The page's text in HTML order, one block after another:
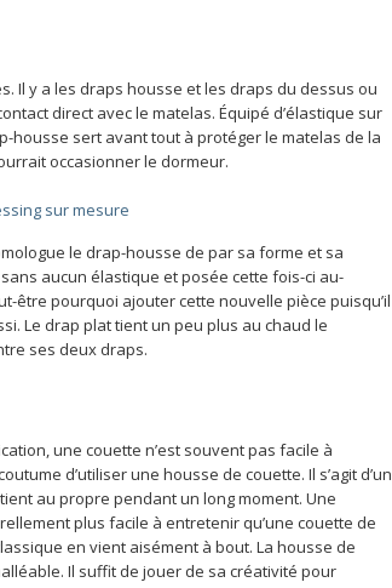
Il y a les draps housse et les draps du dessus ou
direct avec le matelas. Équipé d’élastique sur
housse sert avant tout à protéger le matelas de la
occasionner le dormeur.
sur mesure
le drap-housse de par sa forme et sa
aucun élastique et posée cette fois-ci au-
être pourquoi ajouter cette nouvelle pièce puisqu’il
Le drap plat tient un peu plus au chaud le
ses deux draps.
une couette n’est souvent pas facile à
d’utiliser une housse de couette. Il s’agit d’un
au propre pendant un long moment. Une
plus facile à entretenir qu’une couette de
en vient aisément à bout. La housse de
Il suffit de jouer de sa créativité pour